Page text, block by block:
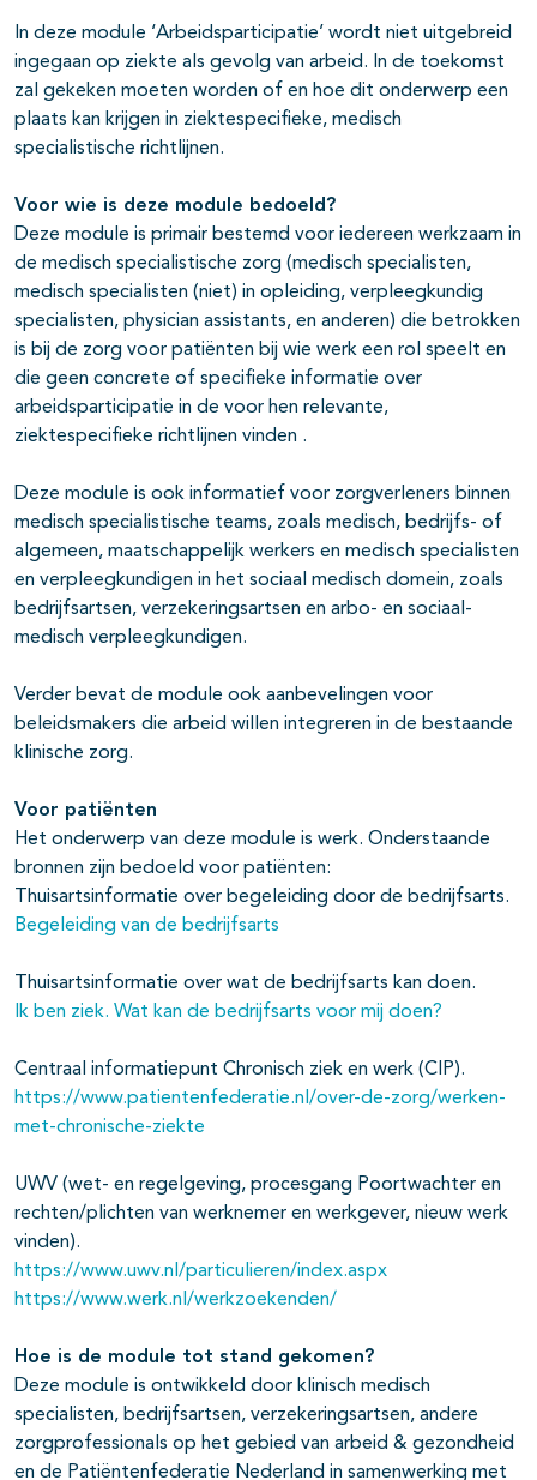
In deze module ‘Arbeidsparticipatie’ wordt niet uitgebreid
ingegaan op ziekte als gevolg van arbeid. In de toekomst
zal gekeken moeten worden of en hoe dit onderwerp een
plaats kan krijgen in ziektespecifieke, medisch
specialistische richtlijnen.
Voor wie is deze module bedoeld?
Deze module is primair bestemd voor iedereen werkzaam in
de medisch specialistische zorg (medisch specialisten,
medisch specialisten (niet) in opleiding, verpleegkundig
specialisten, physician assistants, en anderen) die betrokken
is bij de zorg voor patiënten bij wie werk een rol speelt en
die geen concrete of specifieke informatie over
arbeidsparticipatie in de voor hen relevante,
ziektespecifieke richtlijnen vinden .
Deze module is ook informatief voor zorgverleners binnen
medisch specialistische teams, zoals medisch, bedrijfs- of
algemeen, maatschappelijk werkers en medisch specialisten
en verpleegkundigen in het sociaal medisch domein, zoals
bedrijfsartsen, verzekeringsartsen en arbo- en sociaal-
medisch verpleegkundigen.
Verder bevat de module ook aanbevelingen voor
beleidsmakers die arbeid willen integreren in de bestaande
klinische zorg.
Voor patiënten
Het onderwerp van deze module is werk. Onderstaande
bronnen zijn bedoeld voor patiënten:
Thuisartsinformatie over begeleiding door de bedrijfsarts.
Begeleiding van de bedrijfsarts
Thuisartsinformatie over wat de bedrijfsarts kan doen.
Ik ben ziek. Wat kan de bedrijfsarts voor mij doen?
Centraal informatiepunt Chronisch ziek en werk (CIP).
https://www.patientenfederatie.nl/over-de-zorg/werken-
met-chronische-ziekte
UWV (wet- en regelgeving, procesgang Poortwachter en
rechten/plichten van werknemer en werkgever, nieuw werk
vinden).
https://www.uwv.nl/particulieren/index.aspx
https://www.werk.nl/werkzoekenden/
Hoe is de module tot stand gekomen?
Deze module is ontwikkeld door klinisch medisch
specialisten, bedrijfsartsen, verzekeringsartsen, andere
zorgprofessionals op het gebied van arbeid & gezondheid
en de Patiëntenfederatie Nederland in samenwerking met